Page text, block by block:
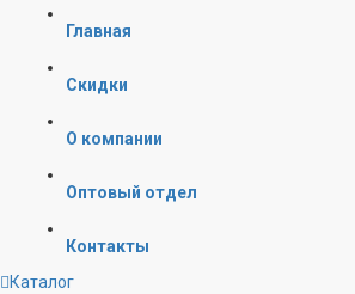
Главная
Скидки
О компании
Оптовый отдел
Контакты
Каталог